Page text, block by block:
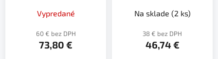
Vypredané
60 € bez DPH
73,80 €
Na sklade (2 ks)
38 € bez DPH
46,74 €